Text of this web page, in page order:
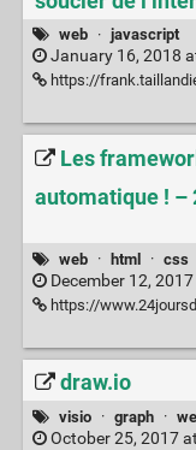
web · javascript
January 16, 2018
https://frank.taillandier.me/2017/
Les
automatique ! –
web · html · css
December 12, 2017
https://
draw.io
visio · graph ·
October 25, 2017